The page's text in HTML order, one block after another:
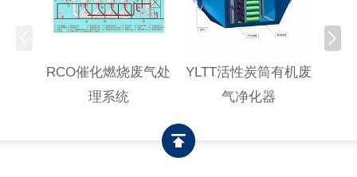
RCO催化燃烧废气处
理系统
YLTT活性炭筒有机废
气净化器